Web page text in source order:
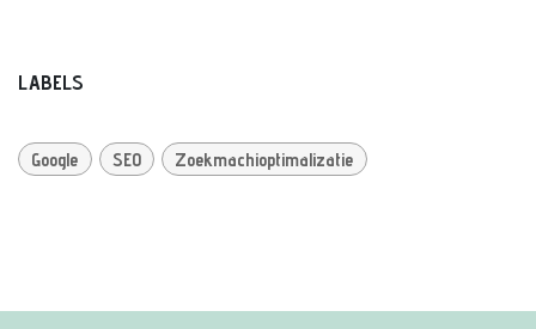
LABELS
Google SEO Zoekmachioptimalizatie